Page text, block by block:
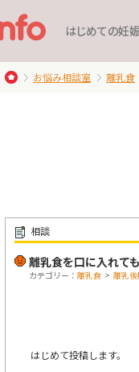
はじめての妊
お悩み相談室 離乳食
相談
離乳食を口に入れて
カテゴリー： 離乳食 > 離乳後
はじめて投稿します。